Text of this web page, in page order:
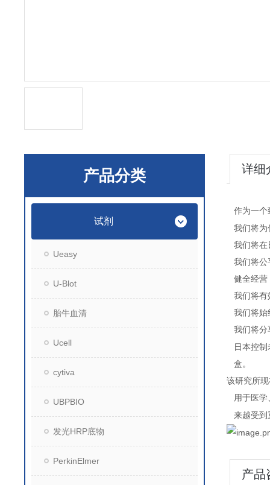
产品分类
试剂
Ueasy
U-Blot
胎牛血清
Ucell
cytiva
UBPBIO
发光HRP底物
PerkinElmer
详细
作为一个
我们将为
我们将在
我们将公
健全经营
我们将有
我们将始
我们将分
日本控
盒。
该研究所
用于医
来越受到
产品